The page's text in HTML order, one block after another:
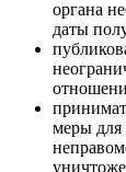
органа
даты
меры для